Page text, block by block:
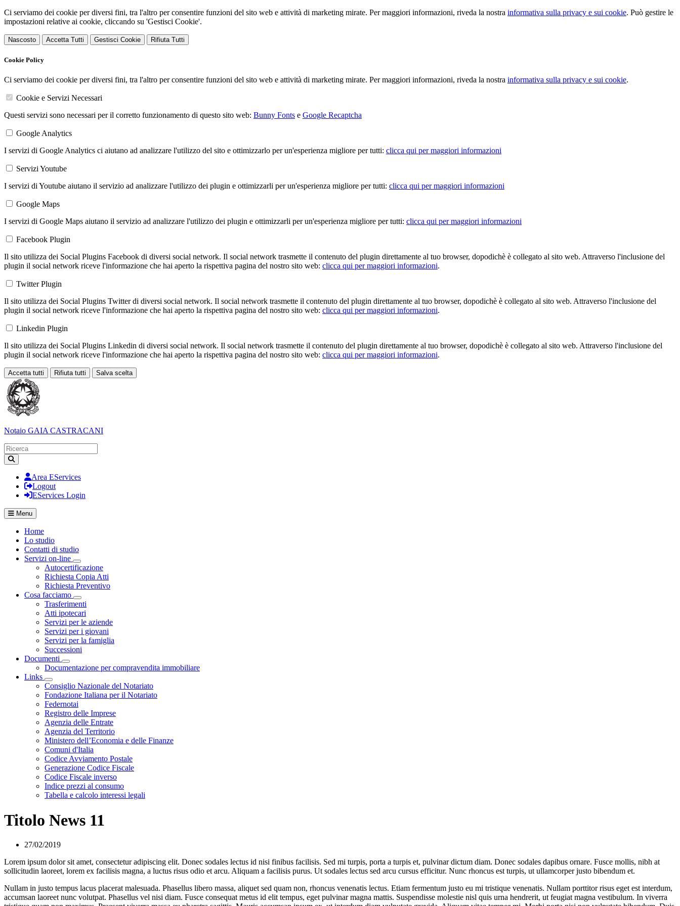
Ci serviamo dei cookie per diversi fini, tra l'altro per consentire funzioni del sito web e attività di marketing mirate. Per maggiori informazioni, riveda la nostra informativa sulla privacy e sui cookie. Può gestire le
impostazioni relative ai cookie, cliccando su 'Gestisci Cookie'.
Nascosto Accetta Tutti Gestisci Cookie Rifiuta Tutti
Cookie Policy
Ci serviamo dei cookie per diversi fini, tra l'altro per consentire funzioni del sito web e attività di marketing mirate. Per maggiori informazioni, riveda la nostra informativa sulla privacy e sui cookie.
Cookie e Servizi Necessari
Questi servizi sono necessari per il corretto funzionamento di questo sito web: Bunny Fonts e Google Recaptcha
Google Analytics
I servizi di Google Analytics ci aiutano ad analizzare l'utilizzo del sito e ottimizzarlo per un'esperienza migliore per tutti: clicca qui per maggiori informazioni
Servizi Youtube
I servizi di Youtube aiutano il servizio ad analizzare l'utilizzo dei plugin e ottimizzarli per un'esperienza migliore per tutti: clicca qui per maggiori informazioni
Google Maps
I servizi di Google Maps aiutano il servizio ad analizzare l'utilizzo dei plugin e ottimizzarli per un'esperienza migliore per tutti: clicca qui per maggiori informazioni
Facebook Plugin
Il sito utilizza dei Social Plugins Facebook di diversi social network. Il social network trasmette il contenuto del plugin direttamente al tuo browser, dopodichè è collegato al sito web. Attraverso l'inclusione del
plugin il social network riceve l'informazione che hai aperto la rispettiva pagina del nostro sito web: clicca qui per maggiori informazioni.
Twitter Plugin
Il sito utilizza dei Social Plugins Twitter di diversi social network. Il social network trasmette il contenuto del plugin direttamente al tuo browser, dopodichè è collegato al sito web. Attraverso l'inclusione del
plugin il social network riceve l'informazione che hai aperto la rispettiva pagina del nostro sito web: clicca qui per maggiori informazioni.
Linkedin Plugin
Il sito utilizza dei Social Plugins Linkedin di diversi social network. Il social network trasmette il contenuto del plugin direttamente al tuo browser, dopodichè è collegato al sito web. Attraverso l'inclusione del
plugin il social network riceve l'informazione che hai aperto la rispettiva pagina del nostro sito web: clicca qui per maggiori informazioni.
Accetta tutti Rifiuta tutti Salva scelta
Loading...
Notaio GAIA CASTRACANI
Area EServices
Logout
EServices Login
Menu
Home
Lo studio
Contatti di studio
Servizi on-line
Visualizza menù di secondo livello
Autocertificazione
Richiesta Copia Atti
Richiesta Preventivo
Cosa facciamo
Visualizza menù di secondo livello
Trasferimenti
Atti ipotecari
Servizi per le aziende
Servizi per i giovani
Servizi per la famiglia
Successioni
Documenti
Visualizza menù di secondo livello
Documentazione per compravendita immobiliare
Links
Visualizza menù di secondo livello
Consiglio Nazionale del Notariato
Fondazione Italiana per il Notariato
Federnotai
Registro delle Imprese
Agenzia delle Entrate
Agenzia del Territorio
Ministero dell’Economia e delle Finanze
Comuni d'Italia
Codice Avviamento Postale
Generazione Codice Fiscale
Codice Fiscale inverso
Indice prezzi al consumo
Tabella e calcolo interessi legali
Titolo News 11
27/02/2019
Lorem ipsum dolor sit amet, consectetur adipiscing elit. Donec sodales lectus id nisi finibus facilisis. Sed mi turpis, porta a turpis et, pulvinar dictum diam. Donec sodales dapibus ornare. Fusce mollis, nibh at
sollicitudin laoreet, lorem ex facilisis magna, a luctus risus odio et arcu. Aliquam a facilisis purus. Ut sodales lectus sed arcu cursus efficitur. Nunc rhoncus est turpis, ut ullamcorper justo bibendum et.
Nullam in justo tempus lacus placerat malesuada. Phasellus libero massa, aliquet sed quam non, rhoncus venenatis lectus. Etiam fermentum justo eu mi tristique venenatis. Nullam porttitor risus eget est interdum,
accumsan laoreet nunc volutpat. Phasellus vel nisi diam. Fusce consequat metus id elit tempus, eget pulvinar magna mattis. Suspendisse molestie nisl quis urna hendrerit, ut feugiat magna vestibulum. In viverra